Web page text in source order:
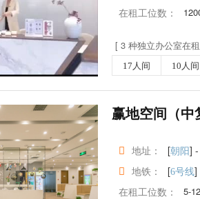
在租工位数：
[ 3 种独立办公室在
17人间 10人间
赢地空间（中
地址： [朝阳]
地铁：
[6号线]
在租工位数：
5-